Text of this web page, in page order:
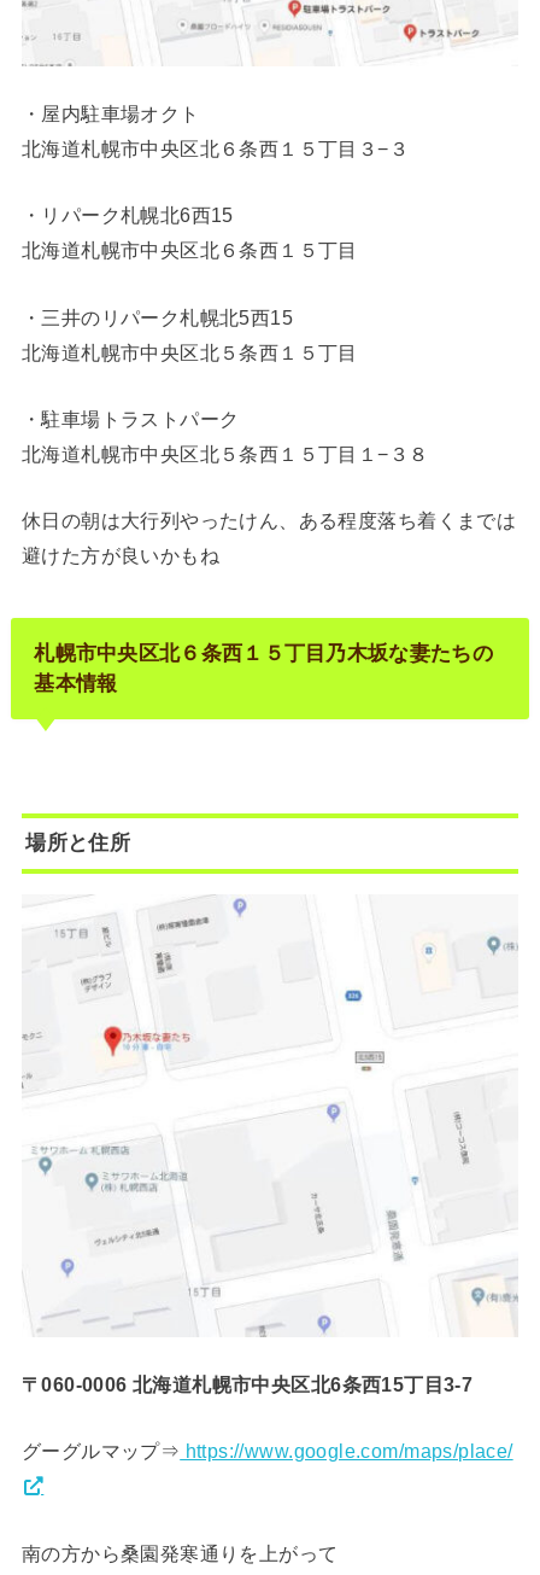
・屋内駐車場オクト
北海道札幌市中央区北６条西１５丁目３−３
・リパーク札幌北6西15
北海道札幌市中央区北６条西１５丁目
・三井のリパーク札幌北5西15
北海道札幌市中央区北５条西１５丁目
・駐車場トラストパーク
北海道札幌市中央区北５条西１５丁目１−３８
休日の朝は大行列やったけん、ある程度落ち着くまでは
避けた方が良いかもね
札幌市中央区北６条西１５丁目乃木坂な妻たちの
基本情報
場所と住所
〒060-0006 北海道札幌市中央区北6条西15丁目3-7
グーグルマップ⇒ https://www.google.com/maps/place/
南の方から桑園発寒通りを上がって